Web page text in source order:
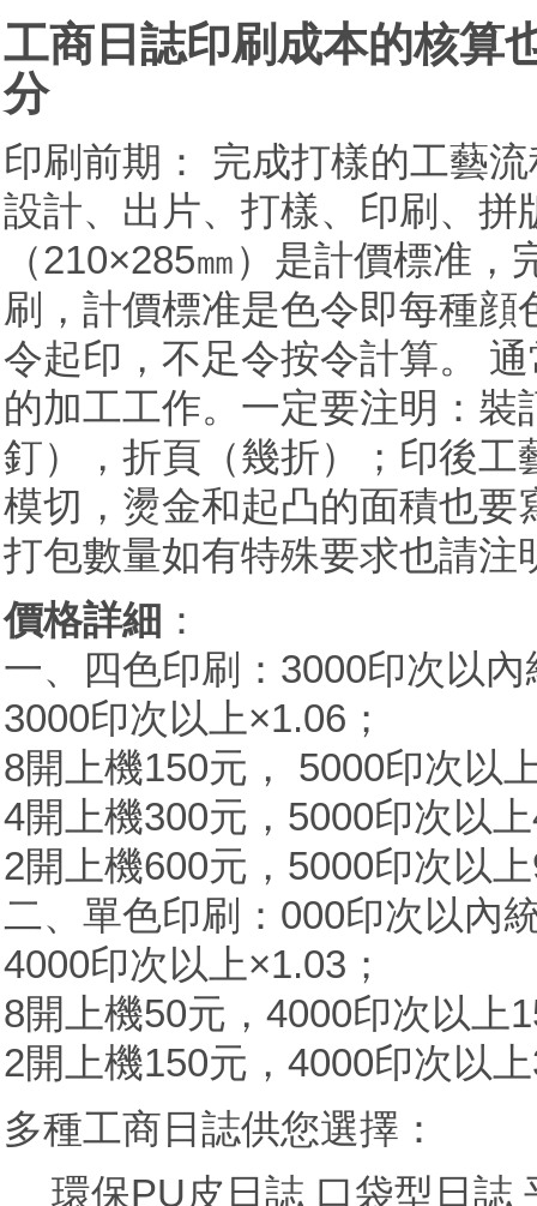
工商日誌印刷成本的核算
分
印刷前期： 完成打樣的工藝
設計、出片、打樣、印刷、拼
（210×285㎜）是計價標准
刷，計價標准是色令即每種顔
令起印，不足令按令計算。
的加工工作。一定要注明：裝
釘），折頁（幾折）；印後工
模切，燙金和起凸的面積也要
打包數量如有特殊要求也請注
價格詳細 ：
一、四色印刷：3000印次以
3000印次以上×1.06；
8開上機150元， 5000印次以
4開上機300元，5000印次以
2開上機600元，5000印次以
二、單色印刷：000印次以內
4000印次以上×1.03；
8開上機50元，4000印次以上
2開上機150元，4000印次以
多種工商日誌供您選擇：
環保PU皮日誌 口袋型日誌